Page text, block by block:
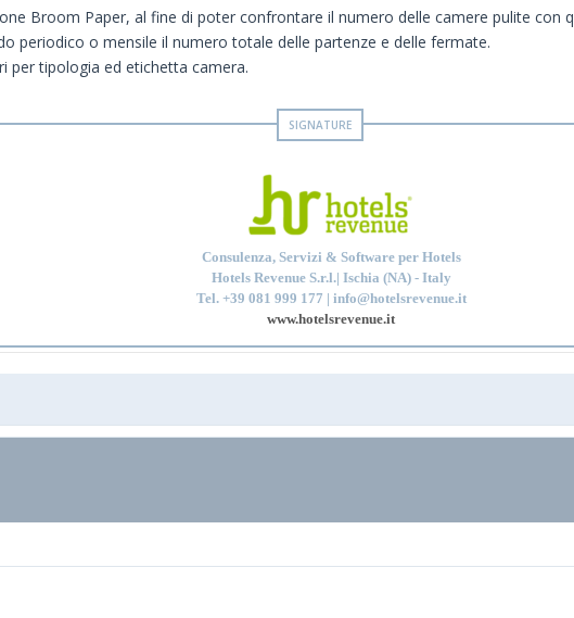
Broom Paper, al fine di poter confrontare il numero delle camere pulite
periodico o mensile il numero totale delle partenze e delle fermate.
per tipologia ed etichetta camera.
Consulenza, Servizi & Software per Hotels
Hotels Revenue S.r.l.| Ischia (NA) - Italy
Tel. +39 081 999 177 | info@hotelsrevenue.it
www.hotelsrevenue.it